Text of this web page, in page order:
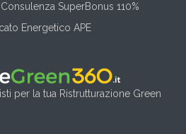
SuperBonus 110%
Energetico APE
per la tua Ristrutturazione Green